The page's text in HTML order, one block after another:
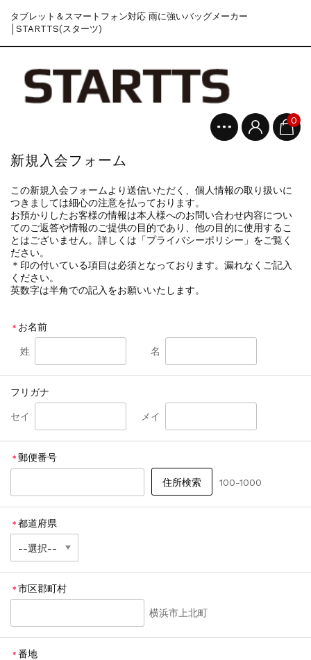
タブレット＆スマートフォン対応 雨に強いバッグメーカー
│STARTTS(スターツ)
0
新規入会フォーム
この新規入会フォームより送信いただく、個人情報の取り扱いに
つきましては細心の注意を払っております。
お預かりしたお客様の情報は本人様へのお問い合わせ内容につい
てのご返答や情報のご提供の目的であり、他の目的に使用するこ
とはございません。詳しくは「プライバシーポリシー」をご覧く
ださい。
＊印の付いている項目は必須となっております。漏れなくご記入
ください。
英数字は半角での記入をお願いいたします。
＊ お名前
姓 名
フリガナ
セイ メイ
＊ 郵便番号
100-1000
＊ 都道府県
＊ 市区郡町村
横浜市上北町
＊ 番地